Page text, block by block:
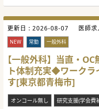
更新日 : 2026-08-07 医師
NEW 常勤 一般外科
【一般外科】当直・
ト体制充実◆ワークラ
す[東京都青梅市]
オンコール無し 研究支援(学会費